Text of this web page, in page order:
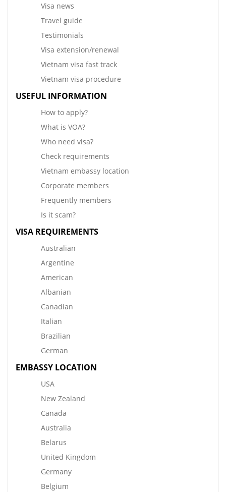
Visa news
Travel guide
Testimonials
Visa extension/renewal
Vietnam visa fast track
Vietnam visa procedure
USEFUL INFORMATION
How to apply?
What is VOA?
Who need visa?
Check requirements
Vietnam embassy location
Corporate members
Frequently members
Is it scam?
VISA REQUIREMENTS
Australian
Argentine
American
Albanian
Canadian
Italian
Brazilian
German
EMBASSY LOCATION
USA
New Zealand
Canada
Australia
Belarus
United Kingdom
Germany
Belgium